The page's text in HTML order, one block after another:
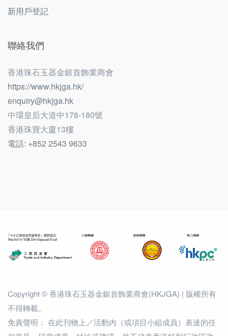
新用戶登記
聯絡我們
香港珠石玉器金銀首飾業商會
https://www.hkjga.hk/
enquiry@hkjga.hk
中環皇后大道中178-180號
香港珠寶大廈13樓
電話: +852 2543 9633
Copyright © 香港珠石玉器金銀首飾業商會(HKJGA) | 版權所有
不得轉載。
免責聲明： 在此刊物上／活動內（或項目小組成員）表達的任